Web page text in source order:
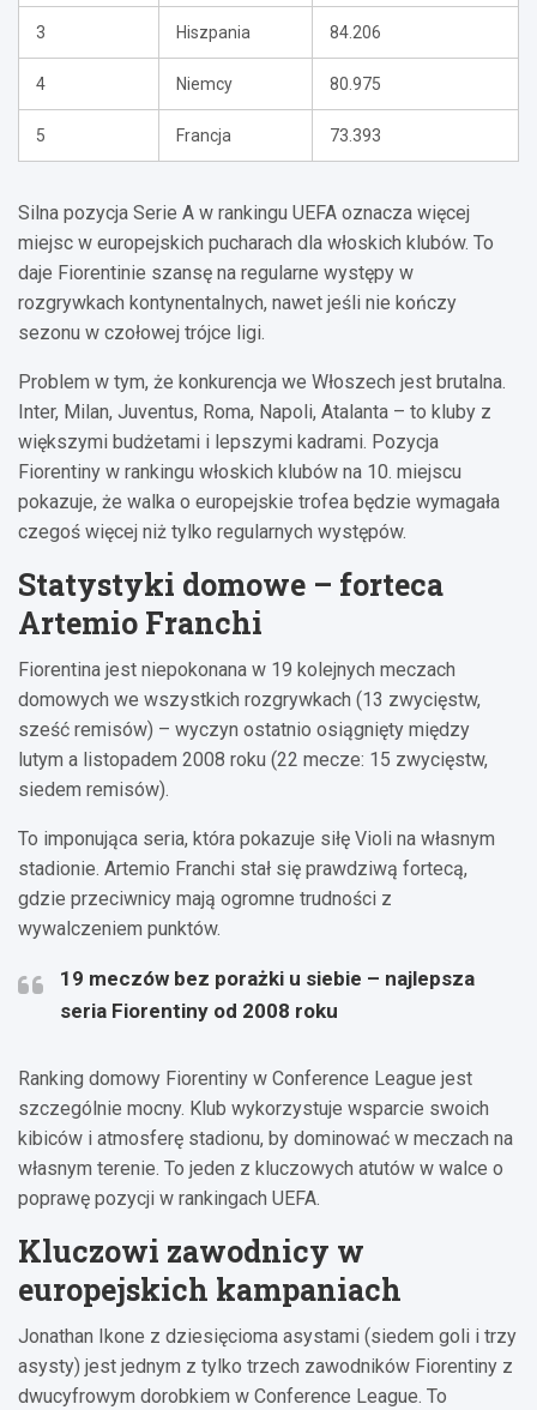
3 Hiszpania 84.206
4 Niemcy 80.975
5 Francja 73.393
Silna pozycja Serie A w rankingu UEFA oznacza więcej
miejsc w europejskich pucharach dla włoskich klubów. To
daje Fiorentinie szansę na regularne występy w
rozgrywkach kontynentalnych, nawet jeśli nie kończy
sezonu w czołowej trójce ligi.
Problem w tym, że konkurencja we Włoszech jest brutalna.
Inter, Milan, Juventus, Roma, Napoli, Atalanta – to kluby z
większymi budżetami i lepszymi kadrami. Pozycja
Fiorentiny w rankingu włoskich klubów na 10. miejscu
pokazuje, że walka o europejskie trofea będzie wymagała
czegoś więcej niż tylko regularnych występów.
Statystyki domowe – forteca
Artemio Franchi
Fiorentina jest niepokonana w 19 kolejnych meczach
domowych we wszystkich rozgrywkach (13 zwycięstw,
sześć remisów) – wyczyn ostatnio osiągnięty między
lutym a listopadem 2008 roku (22 mecze: 15 zwycięstw,
siedem remisów).
To imponująca seria, która pokazuje siłę Violi na własnym
stadionie. Artemio Franchi stał się prawdziwą fortecą,
gdzie przeciwnicy mają ogromne trudności z
wywalczeniem punktów.
19 meczów bez porażki u siebie – najlepsza
seria Fiorentiny od 2008 roku
Ranking domowy Fiorentiny w Conference League jest
szczególnie mocny. Klub wykorzystuje wsparcie swoich
kibiców i atmosferę stadionu, by dominować w meczach na
własnym terenie. To jeden z kluczowych atutów w walce o
poprawę pozycji w rankingach UEFA.
Kluczowi zawodnicy w
europejskich kampaniach
Jonathan Ikone z dziesięcioma asystami (siedem goli i trzy
asysty) jest jednym z tylko trzech zawodników Fiorentiny z
dwucyfrowym dorobkiem w Conference League. To